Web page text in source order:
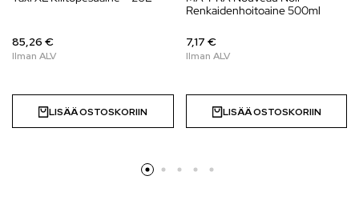
85,26 €
LISÄÄ OSTOSKORIIN
Renkaidenhoitoaine 500ml
7,17 €
LISÄÄ OSTOSKORIIN